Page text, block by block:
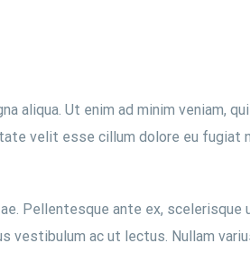
aliqua. Ut enim ad minim veniam,
velit esse cillum dolore eu fugiat
Pellentesque ante ex, scelerisque
vestibulum ac ut lectus. Nullam